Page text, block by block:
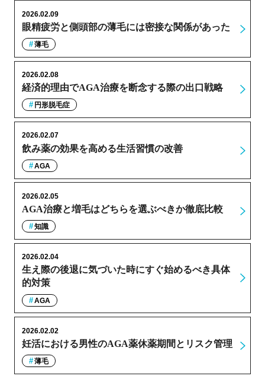
眼精疲労と側頭部の薄毛には密接な関係があった
2026.02.09
薄毛
経済的理由でAGA治療を断念する際の出口戦略
2026.02.08
円形脱毛症
飲み薬の効果を高める生活習慣の改善
2026.02.07
AGA
AGA治療と増毛はどちらを選ぶべきか徹底比較
2026.02.05
知識
生え際の後退に気づいた時にすぐ始めるべき具体
的対策
2026.02.04
AGA
妊活における男性のAGA薬休薬期間とリスク管理
2026.02.02
薄毛